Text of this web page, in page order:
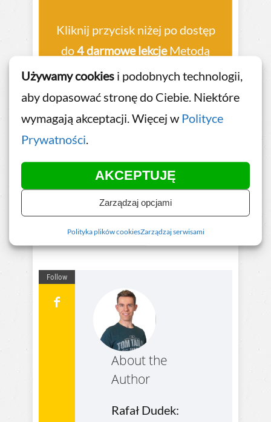
Używamy cookies i podobnych technologii,
aby dopasować stronę do Ciebie. Niektóre
wymagają akceptacji. Więcej w Polityce
Prywatności
AKCEPTUJĘ
Zarządzaj opcjami
Polityka plików cookiesZarządzaj serwisami
Kliknij przycisk niżej po dostęp
do4 darmowe lekcje Metodą
Aktywnego Mówienia:
Kliknij Po
Darmowe Lekcje
Follow
About the
Author
Rafał Dudek: